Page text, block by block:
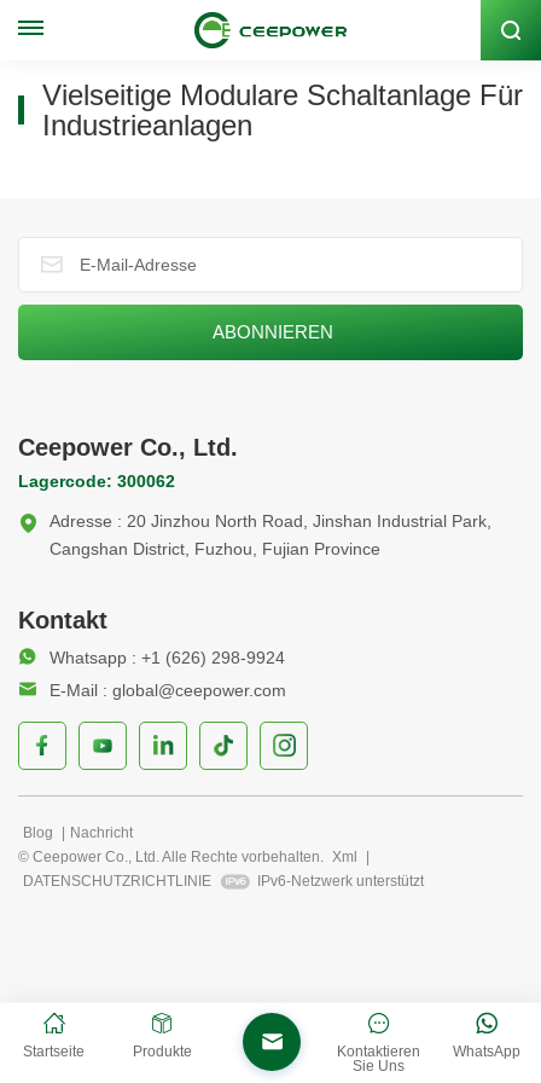
Lagercode: 300062
Vielseitige Modulare Schaltanlage Für
Industrieanlagen
Ceepower Co., Ltd.
Lagercode: 300062
Adresse : 20 Jinzhou North Road, Jinshan Industrial Park,
Cangshan District, Fuzhou, Fujian Province
Kontakt
Whatsapp : +1 (626) 298-9924
E-Mail : global@ceepower.com
Blog | Nachricht
© Ceepower Co., Ltd. Alle Rechte vorbehalten.
Xml
|
DATENSCHUTZRICHTLINIE
IPv6-Netzwerk unterstützt
Startseite Produkte WhatsApp
Kontaktieren
Sie Uns